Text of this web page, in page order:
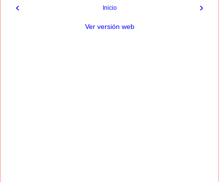
‹ ›
Inicio
Ver versión web